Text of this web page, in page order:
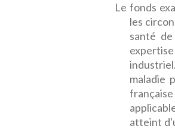
Le fonds
les
santé
maladie
atteint